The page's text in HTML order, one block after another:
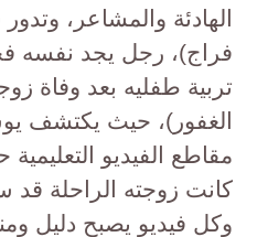
الهادئة والمشاعر،
فراج)، رجل يجد نفسه
تربية طفليه بعد وفاة
الغفور)، حيث يكتشف
مقاطع الفيديو التعليمية
كانت زوجته الراحلة قد
وكل فيديو يصبح دليل